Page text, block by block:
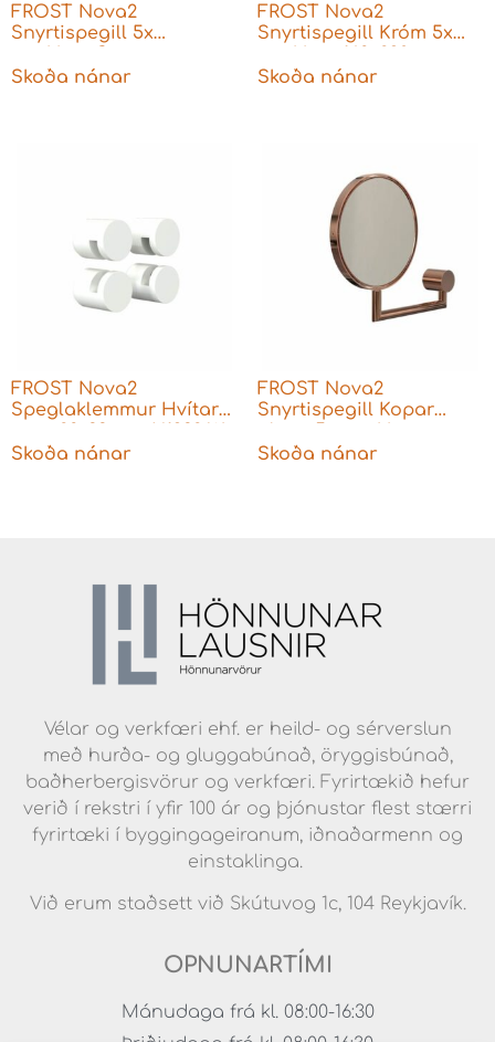
FROST Nova2
Snyrtispegill 5x
168x250x210mm N1942-B
Skoða nánar
FROST Nova2
Snyrtispegill Króm 5x
Skoða nánar
FROST Nova2
Speglaklemmur Hvítar
Skoða nánar
FROST Nova2
Snyrtispegill Kopar
168x250x210mm N1942-C
Skoða nánar
Vélar og verkfæri ehf. er heild- og sérverslun
með hurða- og gluggabúnað, öryggisbúnað,
baðherbergisvörur og verkfæri. Fyrirtækið hefur
verið í rekstri í yfir 100 ár og þjónustar flest stærri
fyrirtæki í byggingageiranum, iðnaðarmenn og
einstaklinga.
Við erum staðsett við Skútuvog 1c, 104 Reykjavík.
OPNUNARTÍMI
Mánudaga frá kl. 08:00-16:30